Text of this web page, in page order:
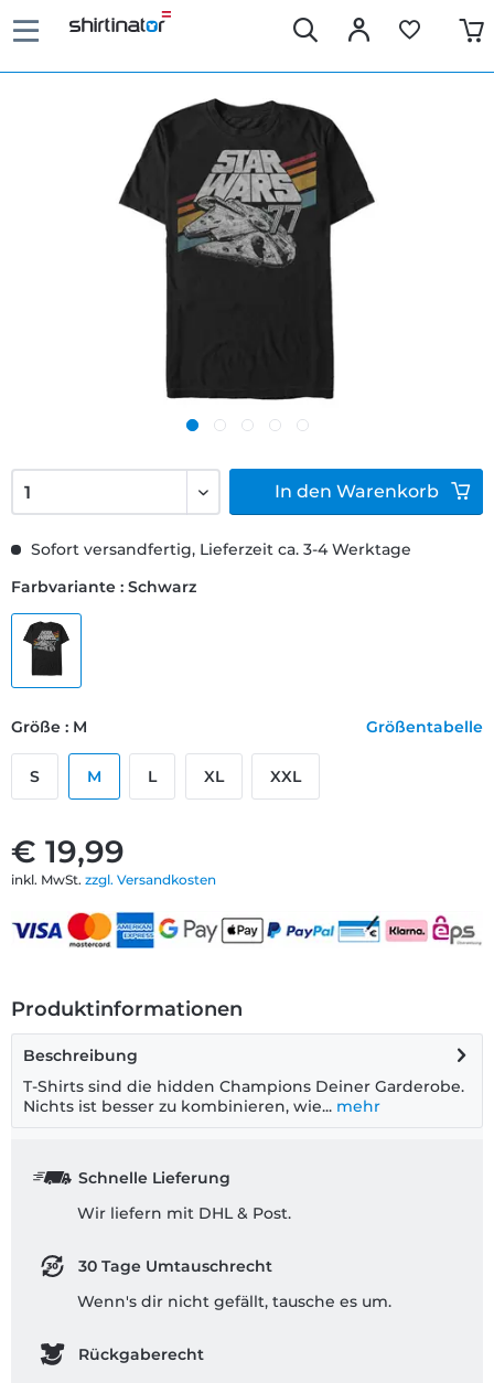
€ 19,99
inkl. MwSt. zzgl. Versandkosten
Sofort versandfertig, Lieferzeit ca. 3-4 Werktage
Farbvariante : Schwarz
Größe : M Größentabelle
S M L XL XXL
In den Warenkorb
Produktinformationen
Beschreibung
T-Shirts sind die hidden Champions Deiner Garderobe.
Nichts ist besser zu kombinieren, wie... mehr
Schnelle Lieferung
Wir liefern mit DHL & Post.
30 Tage Umtauschrecht
Wenn's dir nicht gefällt, tausche es um.
Rückgaberecht